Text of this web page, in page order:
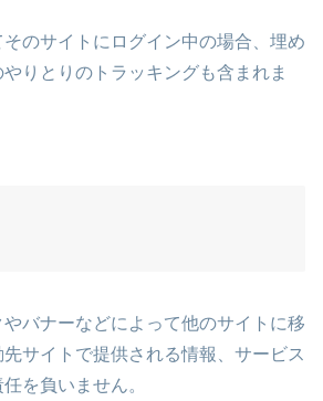
のサイトにログイン中の場合、埋め
りとりのトラッキングも含まれま
バナーなどによって他のサイトに移
サイトで提供される情報、サービス
を負いません。